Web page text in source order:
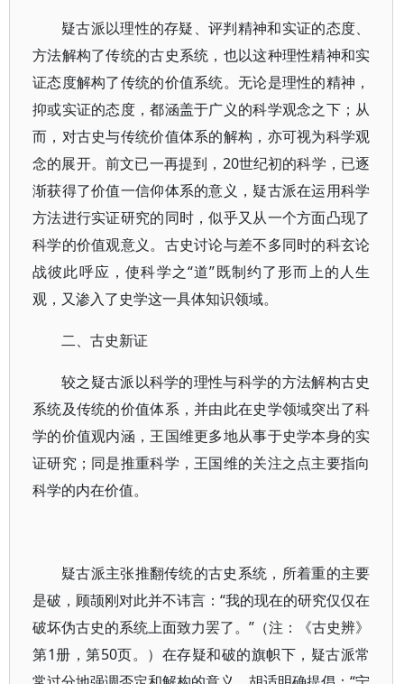
疑古派以理性的存疑、评判精神和实证的态度、
方法解构了传统的古史系统，也以这种理性精神和实
证态度解构了传统的价值系统。无论是理性的精神，
抑或实证的态度，都涵盖于广义的科学观念之下；从
而，对古史与传统价值体系的解构，亦可视为科学观
念的展开。前文已一再提到，20世纪初的科学，已逐
渐获得了价值一信仰体系的意义，疑古派在运用科学
方法进行实证研究的同时，似乎又从一个方面凸现了
科学的价值观意义。古史讨论与差不多同时的科玄论
战彼此呼应，使科学之“道”既制约了形而上的人生
观，又渗入了史学这一具体知识领域。
二、古史新证
较之疑古派以科学的理性与科学的方法解构古史
系统及传统的价值体系，并由此在史学领域突出了科
学的价值观内涵，王国维更多地从事于史学本身的实
证研究；同是推重科学，王国维的关注之点主要指向
科学的内在价值。
疑古派主张推翻传统的古史系统，所着重的主要
是破，顾颉刚对此并不讳言：“我的现在的研究仅仅在
破坏伪古史的系统上面致力罢了。”（注：《古史辨》
第1册，第50页。）在存疑和破的旗帜下，疑古派常